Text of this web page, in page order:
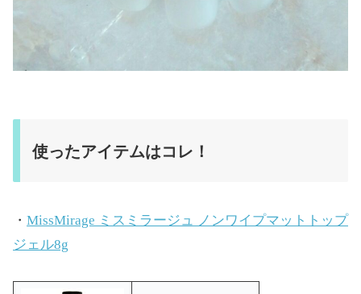
使ったアイテムはコレ！
・ MissMirage ミスミラージュ ノンワイプマットトップ
ジェル8g